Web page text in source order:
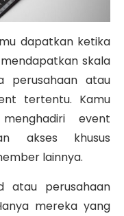
dapatkan ketika
skala
perusahaan atau
tertentu. Kamu
event
akses khusus
lainnya.
atau perusahaan
mereka yang